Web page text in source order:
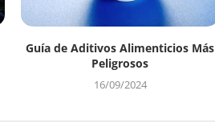
Guía de Aditivos Alimenticios Más
Peligrosos
16/09/2024